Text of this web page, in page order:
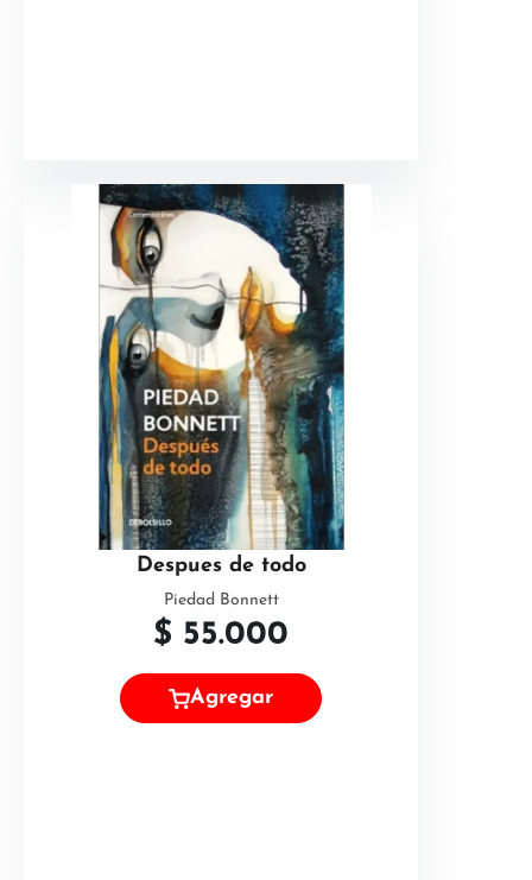
Despues de todo
Piedad Bonnett
$ 55.000
Agregar